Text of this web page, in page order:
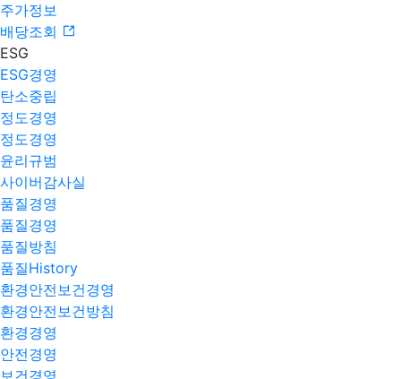
주가정보
배당조회
ESG
ESG경영
탄소중립
정도경영
정도경영
윤리규범
사이버감사실
품질경영
품질경영
품질방침
품질History
환경안전보건경영
환경안전보건방침
환경경영
안전경영
보건경영